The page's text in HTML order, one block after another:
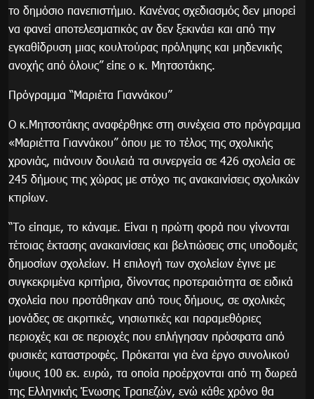
το δημόσιο πανεπιστήμιο. Κανένας σχεδιασμός δεν μπορεί
να φανεί αποτελεσματικός αν δεν ξεκινάει και από την
εγκαθίδρυση μιας κουλτούρας πρόληψης και μηδενικής
ανοχής από όλους” είπε ο κ. Μητσοτάκης.
Πρόγραμμα “Μαριέτα Γιαννάκου”
Ο κ.Μητσοτάκης αναφέρθηκε στη συνέχεια στο πρόγραμμα
«Μαριέττα Γιαννάκου” όπου με το τέλος της σχολικής
χρονιάς, πιάνουν δουλειά τα συνεργεία σε 426 σχολεία σε
245 δήμους της χώρας με στόχο τις ανακαινίσεις σχολικών
κτιρίων.
“Το είπαμε, το κάναμε. Είναι η πρώτη φορά που γίνονται
τέτοιας έκτασης ανακαινίσεις και βελτιώσεις στις υποδομές
δημοσίων σχολείων. Η επιλογή των σχολείων έγινε με
συγκεκριμένα κριτήρια, δίνοντας προτεραιότητα σε ειδικά
σχολεία που προτάθηκαν από τους δήμους, σε σχολικές
μονάδες σε ακριτικές, νησιωτικές και παραμεθόριες
περιοχές και σε περιοχές που επλήγησαν πρόσφατα από
φυσικές καταστροφές. Πρόκειται για ένα έργο συνολικού
ύψους 100 εκ. ευρώ, τα οποία προέρχονται από τη δωρεά
της Ελληνικής Ένωσης Τραπεζών, ενώ κάθε χρόνο θα